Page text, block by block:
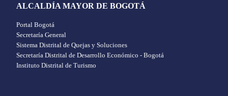
ALCALDÍA MAYOR DE BOGOTÁ
Portal Bogotá
Secretaría General
Sistema Distrital de Quejas y Soluciones
Secretaría Distrital de Desarrollo Económico - Bogotá
Instituto Distrital de Turismo